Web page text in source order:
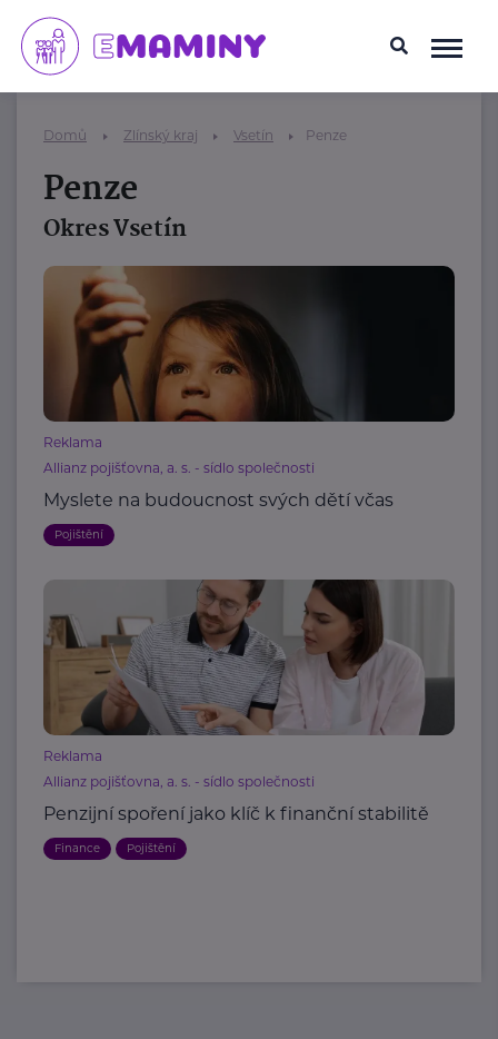
Domů Zlínský kraj Vsetín Penze
Penze
Okres Vsetín
Reklama
Allianz pojišťovna, a. s. - sídlo společnosti
Myslete na budoucnost svých dětí včas
Pojištění
Reklama
Allianz pojišťovna, a. s. - sídlo společnosti
Penzijní spoření jako klíč k finanční stabilitě
Finance Pojištění